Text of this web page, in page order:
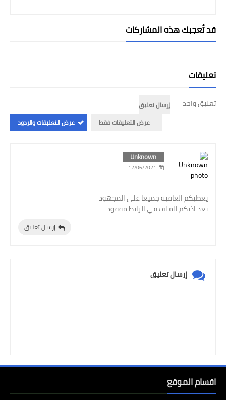
قد تُعجبك هذه المشاركات
تعليقات
تعليق واحد
إرسال تعليق
عرض التعليقات فقط
عرض التعليقات والردود
Unknown
12/06/2021
يعطيكم العافيه جميعا على المجهود
بعد اذنكم الملف في الرابط مفقود
إرسال تعليق
إرسال تعليق
اقسام الموقع